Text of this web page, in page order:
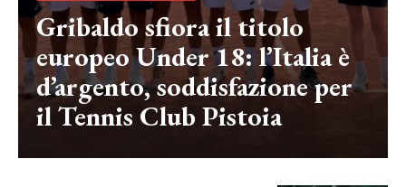
Gribaldo sfiora il titolo
europeo Under 18: l’Italia è
d’argento, soddisfazione per
il Tennis Club Pistoia